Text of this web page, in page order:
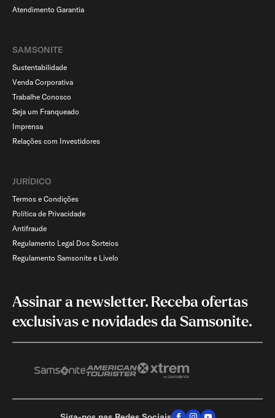
Atendimento Garantia
SAMSONITE
Sustentabilidade
Venda Corporativa
Trabalhe Conosco
Seja um Franqueado
Imprensa
Relações com Investidores
JURÍDICO
Termos e Condições
Política de Privacidade
Antifraude
Regulamento Legal Dos Sorteios
Regulamento Samsonite e Livelo
Assinar a newsletter. Receba ofertas
exclusivas e novidades da Samsonite.